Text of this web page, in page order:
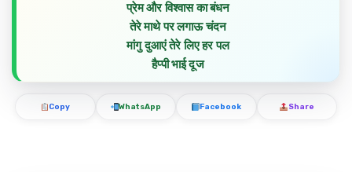
प्रेम और विश्वास का बंधन
तेरे माथे पर लगाऊ चंदन
मांगु दुआएं तेरे लिए हर पल
हैप्पी भाई दूज
Copy WhatsApp Facebook Share